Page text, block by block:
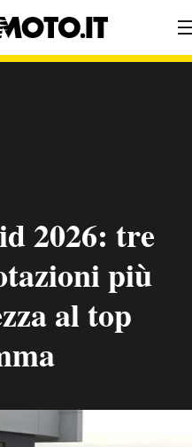
2026: tre
più
al top